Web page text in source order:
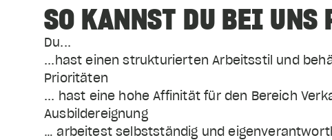
SO KANNST DU BEI UNS
Du...
...hast einen strukturierten Arbeitsstil und
Prioritäten
... hast eine hohe Affinität für den Bereich
Ausbildereignung
… arbeitest selbstständig und